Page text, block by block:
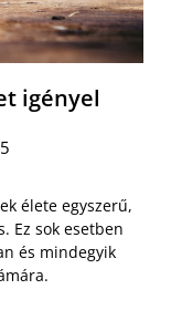
igényel
élete egyszerű,
Ez sok esetben
és mindegyik